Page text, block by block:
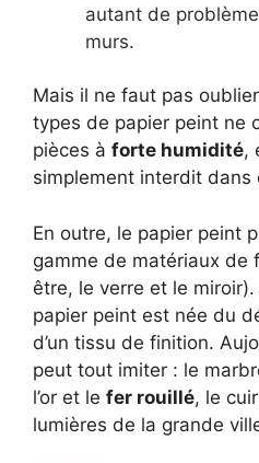
autant de
murs.
Mais il ne faut pas
types de papier peint ne
pièces à forte humidité,
simplement interdit dans
En outre, le papier peint
gamme de matériaux de
être, le verre et le
papier peint est née du
d’un tissu de finition.
peut tout imiter : le
l’or et le fer rouillé, le
lumières de la grande